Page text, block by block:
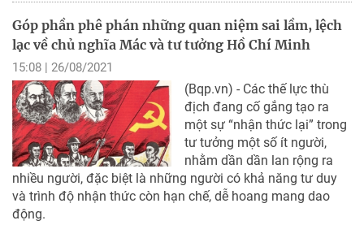
Góp phần phê phán những quan niệm sai lầm, lệch
lạc về chủ nghĩa Mác và tư tưởng Hồ Chí Minh
15:08 | 26/08/2021
(Bqp.vn) - Các thế lực thù
địch đang cố gắng tạo ra
một sự “nhận thức lại” trong
tư tưởng một số ít người,
nhằm dần dần lan rộng ra
nhiều người, đặc biệt là những người có khả năng tư duy
và trình độ nhận thức còn hạn chế, dễ hoang mang dao
động.